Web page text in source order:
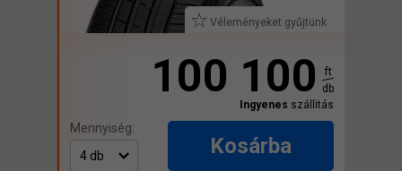
Véleményeket gyűjtünk
100 100
ft
db
Ingyenes szállitás
Mennyiség:
Kosárba